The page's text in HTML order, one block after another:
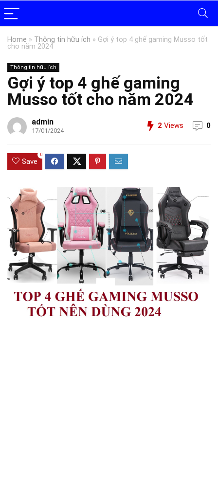
Home » Thông tin hữu ích » Gợi ý top 4 ghế gaming Musso tốt
cho năm 2024
Thông tin hữu ích
Gợi ý top 4 ghế gaming
Musso tốt cho năm 2024
admin
17/01/2024
2 Views 0
Save
0